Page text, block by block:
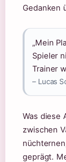
Gedanken
„Mein
Spieler
Trainer
– Lucas
Was diese
zwischen
geprägt.